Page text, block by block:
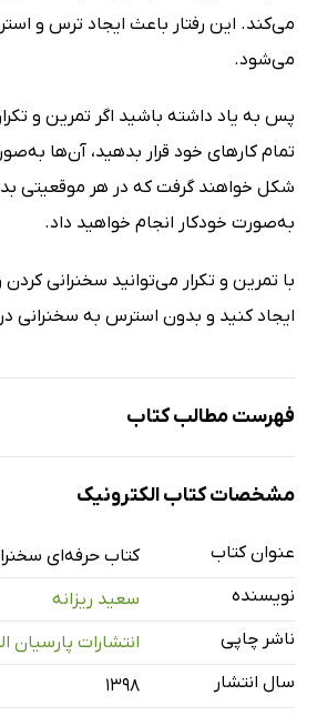
می‌کند. این رفتار باعث ایجاد ترس و
می‌شود.
پس به یاد داشته باشید اگر تمرین و
تمام کارهای خود قرار بدهید، آن‌ها
شکل خواهند گرفت که در هر موقعیتی
به‌صورت خودکار انجام خواهید داد.
با تمرین و تکرار می‌توانید سخنرانی
ایجاد کنید و بدون استرس به سخنرانی
فهرست مطالب کتاب
چگونه یک سخنران قدرتمند شویم؟
اهمیت آماده‌سازی برای سخنرانی
نتیجه سخنرانی باید کاملاً مشخص باشد
فصل دوم: انتخاب موضوع
مشخصات کتاب الکترونیک
عنوان کتاب
کتاب حرفه‌ای
نویسنده
سعید ریزانه
ناشر چاپی
انتشارات پارسیان
سال انتشار
۱۳۹۸